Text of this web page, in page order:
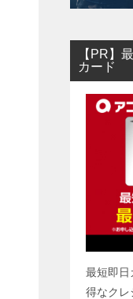
【PR】
カード
最短即日
得なクレ